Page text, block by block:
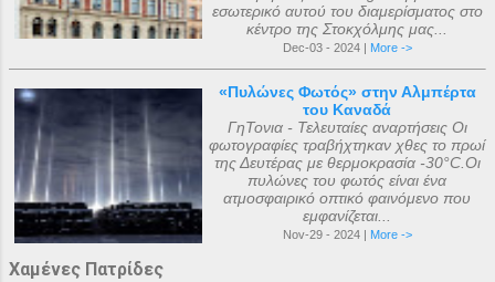
εσωτερικό αυτού του διαμερίσματος στο
κέντρο της Στοκχόλμης μας...
Dec-03 - 2024 | More ->
«Πυλώνες Φωτός» στην Αλμπέρτα
του Καναδά
ΓηΤονια - Τελευταίες αναρτήσεις Οι
φωτογραφίες τραβήχτηκαν χθες το πρωί
της Δευτέρας με θερμοκρασία -30°C.Οι
πυλώνες του φωτός είναι ένα
ατμοσφαιρικό οπτικό φαινόμενο που
εμφανίζεται...
Nov-29 - 2024 | More ->
Χαμένες Πατρίδες